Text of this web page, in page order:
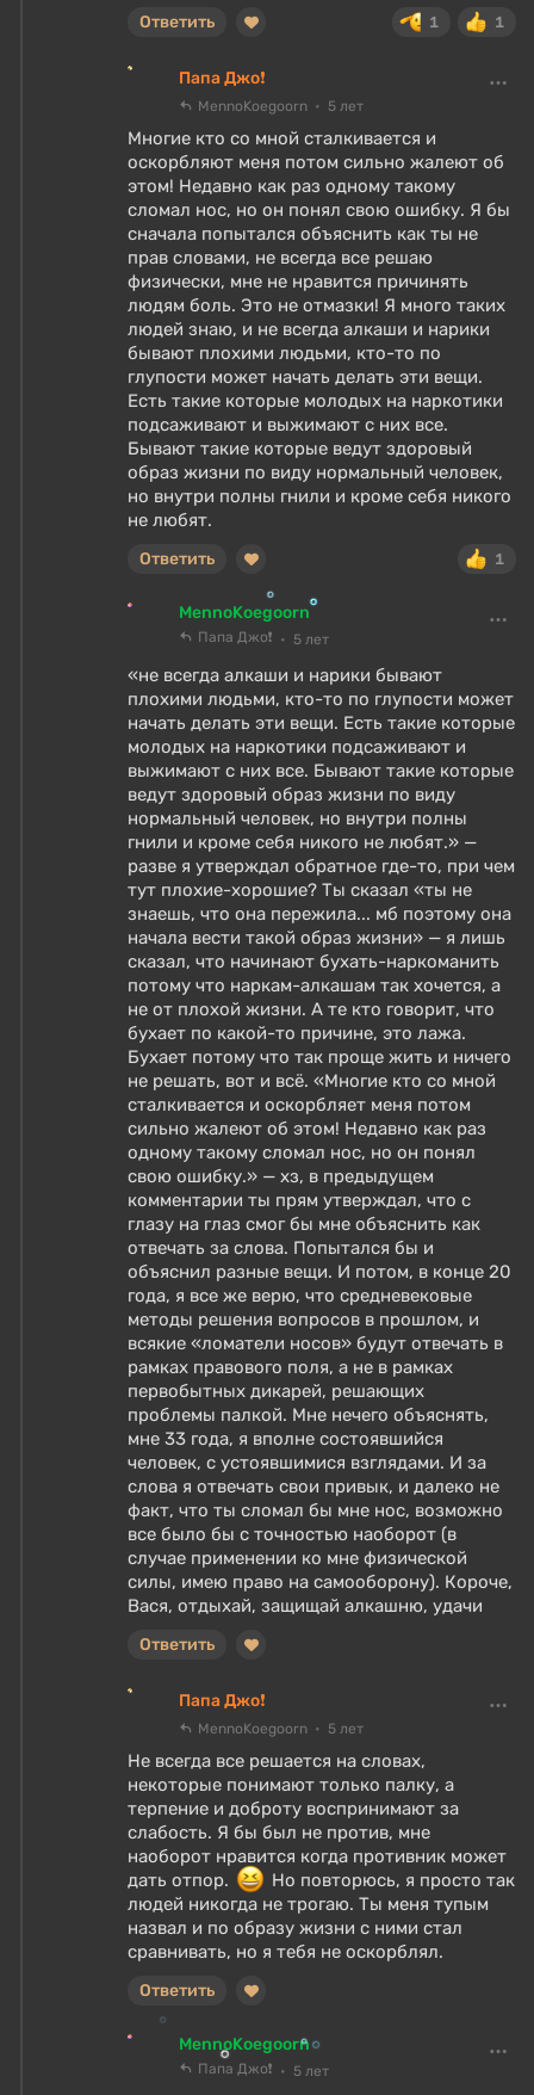
1 1
Ответить
Папа Джо❗
MennoKoegoorn 5 лет
Многие кто со мной сталкивается и
оскорбляют меня потом сильно жалеют об
этом! Недавно как раз одному такому
сломал нос, но он понял свою ошибку. Я бы
сначала попытался объяснить как ты не
прав словами, не всегда все решаю
физически, мне не нравится причинять
людям боль. Это не отмазки! Я много таких
людей знаю, и не всегда алкаши и нарики
бывают плохими людьми, кто-то по
глупости может начать делать эти вещи.
Есть такие которые молодых на наркотики
подсаживают и выжимают с них все.
Бывают такие которые ведут здоровый
образ жизни по виду нормальный человек,
но внутри полны гнили и кроме себя никого
не любят.
1
Ответить
MennoKoegoorn
Папа Джо❗ 5 лет
«не всегда алкаши и нарики бывают
плохими людьми, кто-то по глупости может
начать делать эти вещи. Есть такие которые
молодых на наркотики подсаживают и
выжимают с них все. Бывают такие которые
ведут здоровый образ жизни по виду
нормальный человек, но внутри полны
гнили и кроме себя никого не любят.» —
разве я утверждал обратное где-то, при чем
тут плохие-хорошие? Ты сказал «ты не
знаешь, что она пережила... мб поэтому она
начала вести такой образ жизни» — я лишь
сказал, что начинают бухать-наркоманить
потому что наркам-алкашам так хочется, а
не от плохой жизни. А те кто говорит, что
бухает по какой-то причине, это лажа.
Бухает потому что так проще жить и ничего
не решать, вот и всё. «Многие кто со мной
сталкивается и оскорбляет меня потом
сильно жалеют об этом! Недавно как раз
одному такому сломал нос, но он понял
свою ошибку.» — хз, в предыдущем
комментарии ты прям утверждал, что с
глазу на глаз смог бы мне объяснить как
отвечать за слова. Попытался бы и
объяснил разные вещи. И потом, в конце 20
года, я все же верю, что средневековые
методы решения вопросов в прошлом, и
всякие «ломатели носов» будут отвечать в
рамках правового поля, а не в рамках
первобытных дикарей, решающих
проблемы палкой. Мне нечего объяснять,
мне 33 года, я вполне состоявшийся
человек, с устоявшимися взглядами. И за
слова я отвечать свои привык, и далеко не
факт, что ты сломал бы мне нос, возможно
все было бы с точностью наоборот (в
случае применении ко мне физической
силы, имею право на самооборону). Короче,
Вася, отдыхай, защищай алкашню, удачи
Ответить
Папа Джо❗
MennoKoegoorn 5 лет
Не всегда все решается на словах,
некоторые понимают только палку, а
терпение и доброту воспринимают за
слабость. Я бы был не против, мне
наоборот нравится когда противник может
дать отпор.
Но повторюсь, я просто так
людей никогда не трогаю. Ты меня тупым
назвал и по образу жизни с ними стал
сравнивать, но я тебя не оскорблял.
Ответить
MennoKoegoorn
Папа Джо❗ 5 лет